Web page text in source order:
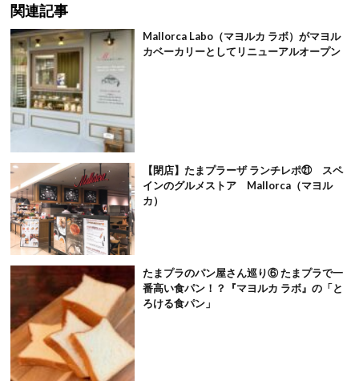
関連記事
Mallorca Labo（マヨルカ ラボ）がマヨル
カベーカリーとしてリニューアルオープン
【閉店】たまプラーザ ランチレポ㉑ スペ
インのグルメストア Mallorca（マヨル
カ）
たまプラのパン屋さん巡り⑥ たまプラで一
番高い食パン！？『マヨルカ ラボ』の「と
ろける食パン」